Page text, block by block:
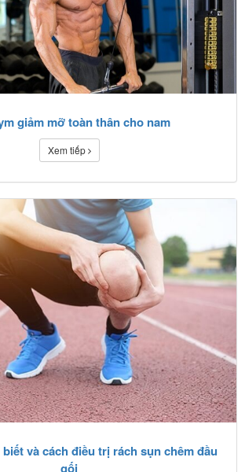
giảm mỡ toàn thân cho nam
Xem tiếp
và cách điều trị rách sụn chêm đầu
gối